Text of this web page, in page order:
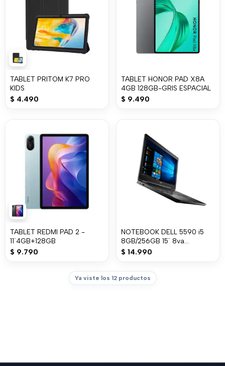
TABLET PRITOM K7 PRO
KIDS
$ 4.490
TABLET HONOR PAD X8A
4GB 128GB-GRIS ESPACIAL
$ 9.490
TABLET REDMI PAD 2 -
11¨4GB+128GB
$ 9.790
NOTEBOOK DELL 5590 i5
8GB/256GB 15¨ 8va
GENERACION
$ 14.990
Ya viste los 12 productos